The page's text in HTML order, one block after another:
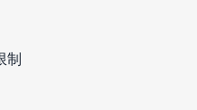
制